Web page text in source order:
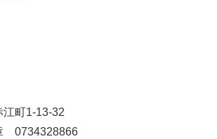
町1-13-32
0734328866